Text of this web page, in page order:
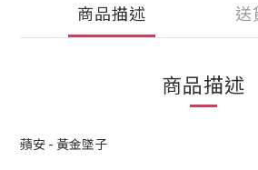
商品描述 送
商品描述
蘋安 - 黃金墜子